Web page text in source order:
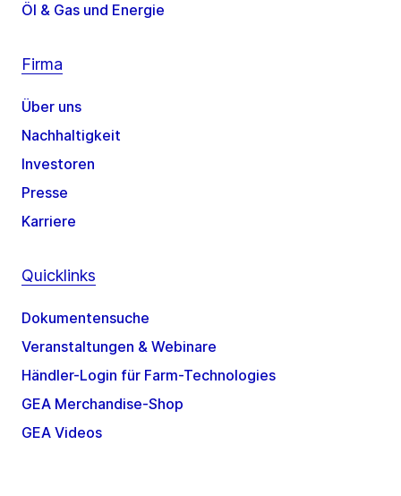
Öl & Gas und Energie
Firma
Über uns
Nachhaltigkeit
Investoren
Presse
Karriere
Quicklinks
Dokumentensuche
Veranstaltungen & Webinare
Händler-Login für Farm-Technologies
GEA Merchandise-Shop
GEA Videos